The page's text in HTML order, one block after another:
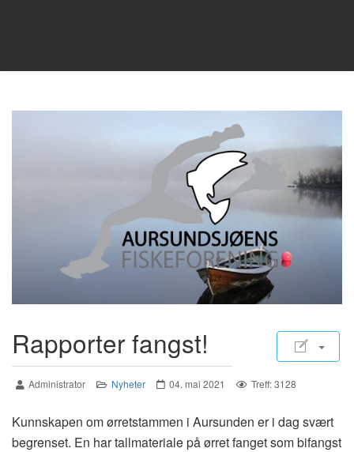
Rapporter fangst!
Administrator Nyheter 04. mai 2021 Treff: 3128
Kunnskapen om ørretstammen i Aursunden er i dag svært
begrenset. En har tallmateriale på ørret fanget som bifangst